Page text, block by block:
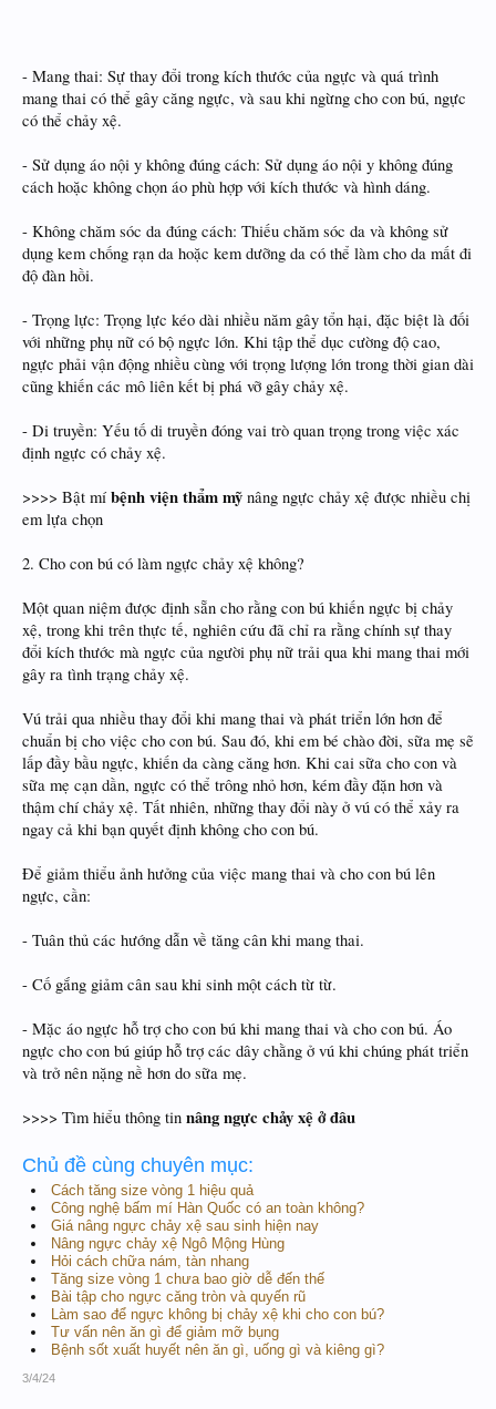
- Mang thai: Sự thay đổi trong kích thước của ngực và quá trình
mang thai có thể gây căng ngực, và sau khi ngừng cho con bú, ngực
có thể chảy xệ.
- Sử dụng áo nội y không đúng cách: Sử dụng áo nội y không đúng
cách hoặc không chọn áo phù hợp với kích thước và hình dáng.
- Không chăm sóc da đúng cách: Thiếu chăm sóc da và không sử
dụng kem chống rạn da hoặc kem dưỡng da có thể làm cho da mất đi
độ đàn hồi.
- Trọng lực: Trọng lực kéo dài nhiều năm gây tổn hại, đặc biệt là đối
với những phụ nữ có bộ ngực lớn. Khi tập thể dục cường độ cao,
ngực phải vận động nhiều cùng với trọng lượng lớn trong thời gian dài
cũng khiến các mô liên kết bị phá vỡ gây chảy xệ.
- Di truyền: Yếu tố di truyền đóng vai trò quan trọng trong việc xác
định ngực có chảy xệ.
>>>> Bật mí bệnh viện thẩm mỹ nâng ngực chảy xệ được nhiều chị
em lựa chọn
2. Cho con bú có làm ngực chảy xệ không?
Một quan niệm được định sẵn cho rằng con bú khiến ngực bị chảy
xệ, trong khi trên thực tế, nghiên cứu đã chỉ ra rằng chính sự thay
đổi kích thước mà ngực của người phụ nữ trải qua khi mang thai mới
gây ra tình trạng chảy xệ.
Vú trải qua nhiều thay đổi khi mang thai và phát triển lớn hơn để
chuẩn bị cho việc cho con bú. Sau đó, khi em bé chào đời, sữa mẹ sẽ
lấp đầy bầu ngực, khiến da càng căng hơn. Khi cai sữa cho con và
sữa mẹ cạn dần, ngực có thể trông nhỏ hơn, kém đầy đặn hơn và
thậm chí chảy xệ. Tất nhiên, những thay đổi này ở vú có thể xảy ra
ngay cả khi bạn quyết định không cho con bú.
Để giảm thiểu ảnh hưởng của việc mang thai và cho con bú lên
ngực, cần:
- Tuân thủ các hướng dẫn về tăng cân khi mang thai.
- Cố gắng giảm cân sau khi sinh một cách từ từ.
- Mặc áo ngực hỗ trợ cho con bú khi mang thai và cho con bú. Áo
ngực cho con bú giúp hỗ trợ các dây chằng ở vú khi chúng phát triển
và trở nên nặng nề hơn do sữa mẹ.
>>>> Tìm hiểu thông tin nâng ngực chảy xệ ở đâu
Chủ đề cùng chuyên mục:
Cách tăng size vòng 1 hiệu quả
Công nghệ bấm mí Hàn Quốc có an toàn không?
Giá nâng ngực chảy xệ sau sinh hiện nay
Nâng ngực chảy xệ Ngô Mộng Hùng
Hỏi cách chữa nám, tàn nhang
Tăng size vòng 1 chưa bao giờ dễ đến thế
Bài tập cho ngực căng tròn và quyến rũ
Làm sao để ngực không bị chảy xệ khi cho con bú?
Tư vấn nên ăn gì để giảm mỡ bụng
Bệnh sốt xuất huyết nên ăn gì, uống gì và kiêng gì?
3/4/24